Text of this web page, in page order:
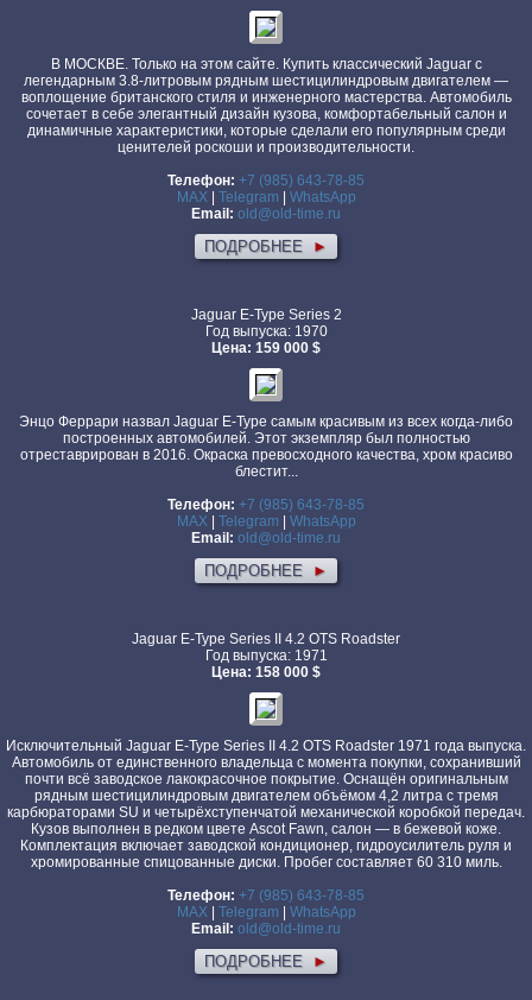
В МОСКВЕ. Только на этом сайте. Купить классический Jaguar с
легендарным 3.8-литровым рядным шестицилиндровым двигателем —
воплощение британского стиля и инженерного мастерства. Автомобиль
сочетает в себе элегантный дизайн кузова, комфортабельный салон и
динамичные характеристики, которые сделали его популярным среди
ценителей роскоши и производительности.
Телефон: +7 (985) 643-78-85
MAX| Telegram
WhatsApp
Email: old@old-time.ru
ПОДРОБНЕЕ ►
Jaguar E-Type Series 2
Год выпуска: 1970
Цена: 159 000 $
Энцо Феррари назвал Jaguar E-Type самым красивым из всех когда-либо
построенных автомобилей. Этот экземпляр был полностью
отреставрирован в 2016. Окраска превосходного качества, хром красиво
блестит...
Телефон: +7 (985) 643-78-85
MAX| Telegram
WhatsApp
Email: old@old-time.ru
ПОДРОБНЕЕ ►
Jaguar E-Type Series II 4.2 OTS Roadster
Год выпуска: 1971
Цена: 158 000 $
Исключительный Jaguar E-Type Series II 4.2 OTS Roadster 1971 года выпуска.
Автомобиль от единственного владельца с момента покупки, сохранивший
почти всё заводское лакокрасочное покрытие. Оснащён оригинальным
рядным шестицилиндровым двигателем объёмом 4,2 литра с тремя
карбюраторами SU и четырёхступенчатой механической коробкой передач.
Кузов выполнен в редком цвете Ascot Fawn, салон — в бежевой коже.
Комплектация включает заводской кондиционер, гидроусилитель руля и
хромированные спицованные диски. Пробег составляет 60 310 миль.
Телефон: +7 (985) 643-78-85
MAX| Telegram
WhatsApp
Email: old@old-time.ru
ПОДРОБНЕЕ ►